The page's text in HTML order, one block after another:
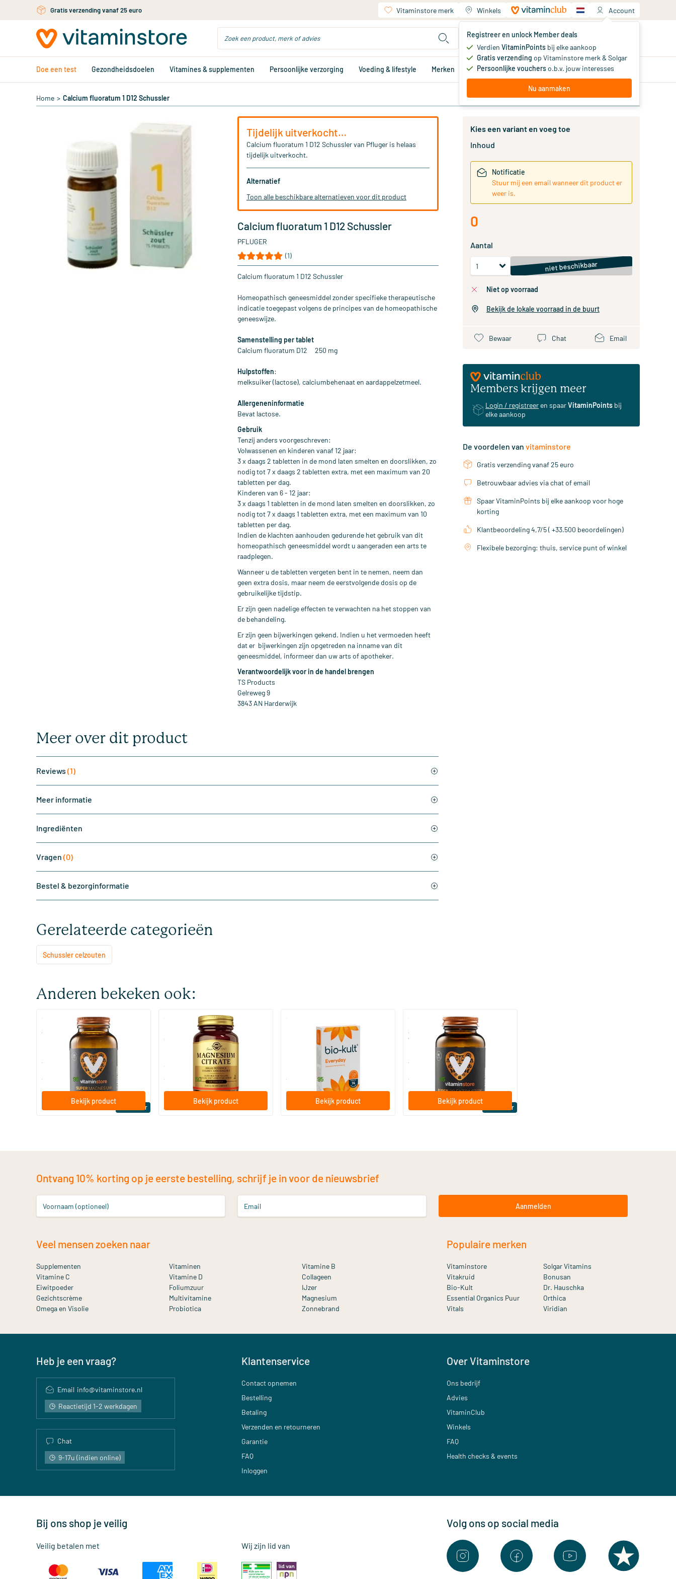
Ga naar de hoofdinhoudGratis persoonlijk advies via chat of email Vitaminstore merk Winkels Account
Registreer en unlock Member deals
Verdien VitaminPoints bij elke aankoop
Gratis verzending op Vitaminstore merk & Solgar
Persoonlijke voucherso.b.v. jouw interesses
Nu aanmaken
Jouw winkelwagen
Je hebt nog geen producten
Doe een test Gezondheidsdoelen Vitamines & supplementen Persoonlijke verzorging Voeding & lifestyle Merken Aanbiedingen Memberdeals
Home > Calcium fluoratum 1 D12 Schussler
Tijdelijk uitverkocht…
Calcium fluoratum 1 D12 Schussler van Pfluger is helaas
tijdelijk uitverkocht.
Alternatief
Toon alle beschikbare alternatieven voor dit product
Calcium fluoratum 1 D12 Schussler
PFLUGER
(1)
Calcium fluoratum 1 D12 Schussler
Homeopathisch geneesmiddel zonder specifieke therapeutische
indicatie toegepast volgens de principes van de homeopathische
geneeswijze.
Samenstelling per tablet
Calcium fluoratum D12 250 mg
Hulpstoffen:
melksuiker (lactose), calciumbehenaat en aardappelzetmeel.
Allergeneninformatie
Bevat lactose.
Gebruik
Tenzij anders voorgeschreven:
Volwassenen en kinderen vanaf 12 jaar:
3 x daags 2 tabletten in de mond laten smelten en doorslikken, zo
nodig tot 7 x daags 2 tabletten extra, met een maximum van 20
tabletten per dag.
Kinderen van 6 - 12 jaar:
3 x daags 1 tabletten in de mond laten smelten en doorslikken, zo
nodig tot 7 x daags 1 tabletten extra, met een maximum van 10
tabletten per dag.
Indien de klachten aanhouden gedurende het gebruik van dit
homeopathisch geneesmiddel wordt u aangeraden een arts te
raadplegen.
Wanneer u de tabletten vergeten bent in te nemen, neem dan
geen extra dosis, maar neem de eerstvolgende dosis op de
gebruikelijke tijdstip.
Er zijn geen nadelige effecten te verwachten na het stoppen van
de behandeling.
Er zijn geen bijwerkingen gekend. Indien u het vermoeden heeft
dat er bijwerkingen zijn opgetreden na inname van dit
geneesmiddel, informeer dan uw arts of apotheker.
Verantwoordelijk voor in de handel brengen
TS Products
Gelreweg 9
3843 AN Harderwijk
Meer over dit product
Reviews (1)
Meer informatie
Ingrediënten
Vragen (0)
Bestel & bezorginformatie
Kies een variant en voeg toe
Inhoud
Notificatie
Stuur mij een email wanneer dit product er
weer is.
0
Aantal
niet beschikbaar
niet op voorraad
Bekijk de lokale voorraad in de buurt
Bewaar Chat Email
Members krijgen meer
Login / registreer en spaarVitaminPoints bij
elke aankoop
De voordelen van vitaminstore
Gratis verzending vanaf 25 euro
Betrouwbaar advies via chat of email
Spaar VitaminPoints bij elke aankoop voor hoge
korting
Klantbeoordeling 4,7/5 ( +33.500 beoordelingen)
Flexibele bezorging: thuis, service punt of winkel
Gerelateerde categorieën
Schussler celzouten
Anderen bekeken ook:
Bestseller
(510)
Super Magnesium
60/​120 tabletten
Vitaminstore
vanaf 95
Bekijk product
(287)
Magnesium Citrate (Magnesium
Citraat)
60/​120 tabletten
Solgar Vitamins
vanaf 50
Bekijk product
Bio-Kult Probiotica
30/​60/​120 capsules
vanaf .95
Bekijk product
Bestseller
(158)
Super D3 Extra Sterk 75 mcg
vitamine D
60/​120 softgels
Vitaminstore
vanaf 95
Bekijk product
Ontvang 10% korting op je eerste bestelling, schrijf je in voor de nieuwsbrief
Voornaam (optioneel) Email Aanmelden
Veel mensen zoeken naar
Supplementen Vitaminen
Vitamine B
Vitamine C
Vitamine D
Collageen
Eiwitpoeder
Foliumzuur
IJzer
Gezichtscrème
Multivitamine
Magnesium
Omega en Visolie
Probiotica Zonnebrand
Populaire merken
Vitaminstore
Solgar Vitamins
Vitakruid
Bonusan
Bio-Kult
Dr. Hauschka
Essential Organics Puur
Orthica
Vitals
Viridian
Heb je een vraag?
Email info@vitaminstore.nl
Reactietijd 1-2 werkdagen
Chat
9-17u (indien online)
Klantenservice
Contact opnemen
Bestelling
Betaling
Verzenden en retourneren
Garantie
FAQ
Inloggen
Over Vitaminstore
Ons bedrijf
Advies
VitaminClub
Winkels
FAQ
Health checks & events
Bij ons shop je veilig
Veilig betalen met Wij zijn lid van
Volg ons op social media